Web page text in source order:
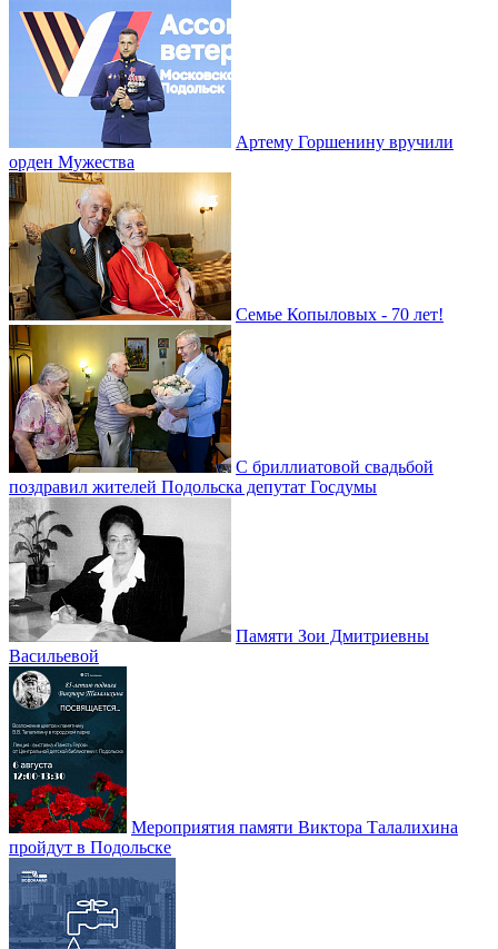
Артему Горшенину вручили
орден Мужества
Семье Копыловых - 70 лет!
С бриллиатовой свадьбой
поздравил жителей Подольска депутат Госдумы
Памяти Зои Дмитриевны
Васильевой
Мероприятия памяти Виктора Талалихина
пройдут в Подольске